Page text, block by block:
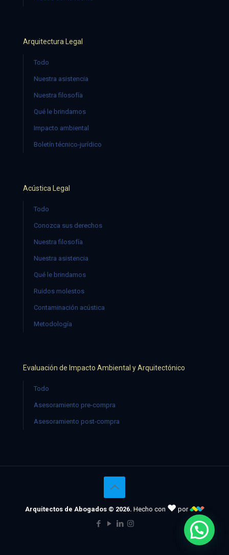
Arquitectura Legal
Todo
Nuestra asistencia
Nuestra filosofía
Qué le brindamos
Impacto ambiental
Boletín técnico-jurídico
Acústica Legal
Todo
Conozca sus derechos
Nuestra filosofía
Nuestra asistencia
Qué le brindamos
Ruidos molestos
Contaminación acústica
Metodología
Evaluación de Impacto Ambiental y Arquitectónico
Todo
Asesoramiento pre-compra
Asesoramiento post-compra
Arquitectos de Abogados © 2026. Hecho con ♥ por